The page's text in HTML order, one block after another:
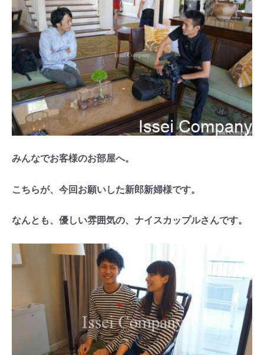
みんなでお客様のお部屋へ。
こちらが、今回お願いした新郎新婦様です。
なんとも、優しい雰囲気の、ナイスカップルさんです。